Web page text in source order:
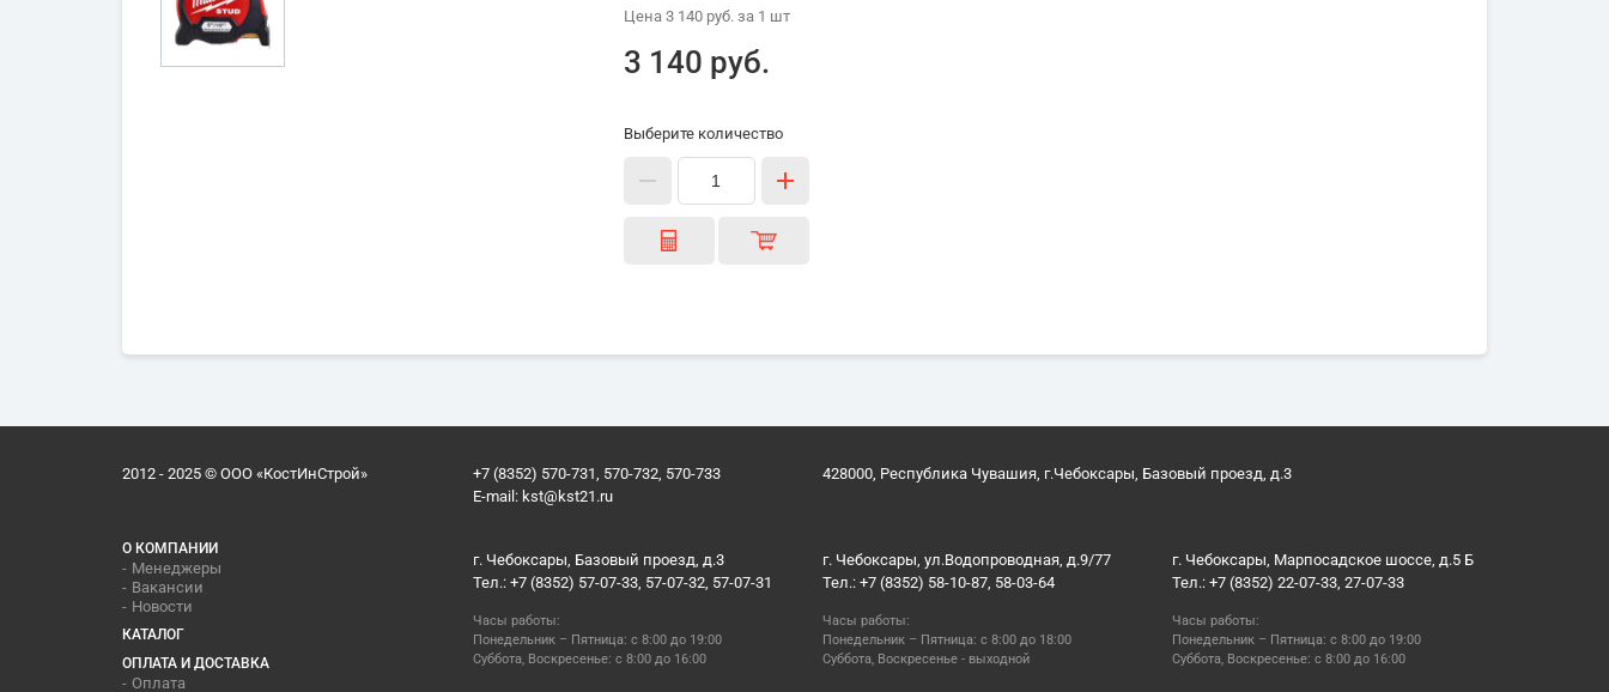
Цена 3 140 руб.за 1 шт
3 140 руб.
Выберите количество
2012 - 2025 © ООО «КостИнСтрой»
+7 (8352) 570-731, 570-732, 570-733
E-mail: kst@kst21.ru
428000, Республика Чувашия, г.Чебоксары, Базовый проезд, д.3
О КОМПАНИИ
Менеджеры
Вакансии
Новости
КАТАЛОГ
ОПЛАТА И ДОСТАВКА
Оплата
г. Чебоксары, Базовый проезд, д.3
Тел.: +7 (8352) 57-07-33, 57-07-32, 57-07-31
Часы работы:
Понедельник – Пятница: с 8:00 до 19:00
Суббота, Воскресенье: с 8:00 до 16:00
г. Чебоксары, ул.Водопроводная, д.9/77
Тел.: +7 (8352) 58-10-87, 58-03-64
Часы работы:
Понедельник – Пятница: с 8:00 до 18:00
Суббота, Воскресенье - выходной
г. Чебоксары, Марпосадское шоссе, д.5 Б
Тел.: +7 (8352) 22-07-33, 27-07-33
Часы работы:
Понедельник – Пятница: с 8:00 до 19:00
Суббота, Воскресенье: с 8:00 до 16:00